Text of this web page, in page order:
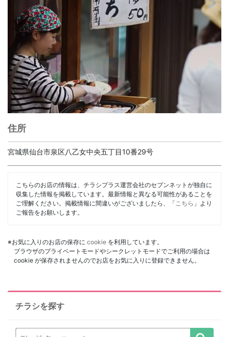
住所
宮城県仙台市泉区八乙女中央五丁目10番29号
こちらのお店の情報は、チラシプラス運営会社のセブンネットが独自に
収集した情報を掲載しています。最新情報と異なる可能性があることを
ご理解ください。掲載情報に間違いがございましたら、「 こちら 」より
ご報告をお願いします。
※お気に入りのお店の保存に cookie を利用しています。
ブラウザのプライベートモードやシークレットモードでご利用の場合は
cookie が保存されませんのでお店をお気に入りに登録できません。
チラシを探す